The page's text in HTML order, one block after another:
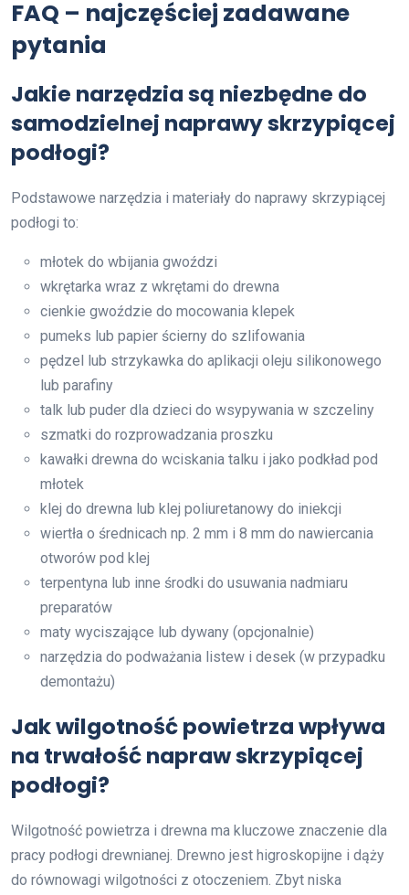
FAQ – najczęściej zadawane
pytania
Jakie narzędzia są niezbędne do
samodzielnej naprawy skrzypiącej
podłogi?
Podstawowe narzędzia i materiały do naprawy skrzypiącej
podłogi to:
młotek do wbijania gwoździ
wkrętarka wraz z wkrętami do drewna
cienkie gwoździe do mocowania klepek
pumeks lub papier ścierny do szlifowania
pędzel lub strzykawka do aplikacji oleju silikonowego
lub parafiny
talk lub puder dla dzieci do wsypywania w szczeliny
szmatki do rozprowadzania proszku
kawałki drewna do wciskania talku i jako podkład pod
młotek
klej do drewna lub klej poliuretanowy do iniekcji
wiertła o średnicach np. 2 mm i 8 mm do nawiercania
otworów pod klej
terpentyna lub inne środki do usuwania nadmiaru
preparatów
maty wyciszające lub dywany (opcjonalnie)
narzędzia do podważania listew i desek (w przypadku
demontażu)
Jak wilgotność powietrza wpływa
na trwałość napraw skrzypiącej
podłogi?
Wilgotność powietrza i drewna ma kluczowe znaczenie dla
pracy podłogi drewnianej. Drewno jest higroskopijne i dąży
do równowagi wilgotności z otoczeniem. Zbyt niska